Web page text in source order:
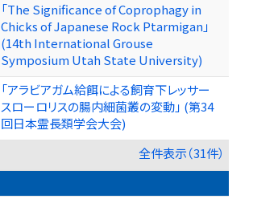
「The Significance of Coprophagy in
Chicks of Japanese Rock Ptarmigan」
(14th International Grouse
Symposium Utah State University)
「アラビアガム給餌による飼育下レッサー
スローロリスの腸内細菌叢の変動」 (第34
回日本霊長類学会大会)
全件表示（31件）